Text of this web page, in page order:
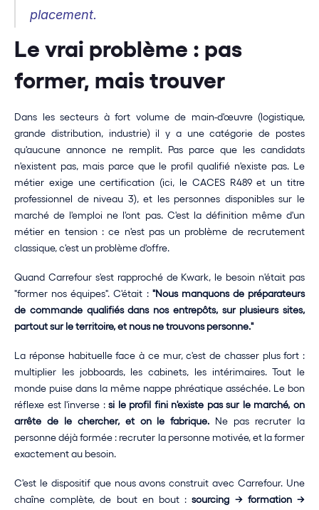
placement.
Le vrai problème : pas
former, mais trouver
Dans les secteurs à fort volume de main-d'œuvre (logistique,
grande distribution, industrie) il y a une catégorie de postes
qu'aucune annonce ne remplit. Pas parce que les candidats
n'existent pas, mais parce que le profil qualifié n'existe pas. Le
métier exige une certification (ici, le CACES R489 et un titre
professionnel de niveau 3), et les personnes disponibles sur le
marché de l'emploi ne l'ont pas. C'est la définition même d'un
métier en tension : ce n'est pas un problème de recrutement
classique, c'est un problème d'offre.
Quand Carrefour s'est rapproché de Kwark, le besoin n'était pas
"former nos équipes". C'était : "Nous manquons de préparateurs
de commande qualifiés dans nos entrepôts, sur plusieurs sites,
partout sur le territoire, et nous ne trouvons personne."
La réponse habituelle face à ce mur, c'est de chasser plus fort :
multiplier les jobboards, les cabinets, les intérimaires. Tout le
monde puise dans la même nappe phréatique asséchée. Le bon
réflexe est l'inverse : si le profil fini n'existe pas sur le marché, on
arrête de le chercher, et on le fabrique. Ne pas recruter la
personne déjà formée : recruter la personne motivée, et la former
exactement au besoin.
C'est le dispositif que nous avons construit avec Carrefour. Une
chaîne complète, de bout en bout : sourcing → formation →